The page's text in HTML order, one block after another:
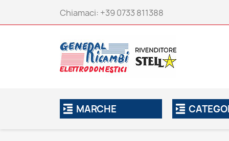
Chiamaci: +39 0733 811388
MARCHE